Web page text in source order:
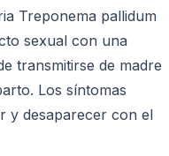
Treponema pallidum
sexual con una
transmitirse de madre
Los síntomas
y desaparecer con el